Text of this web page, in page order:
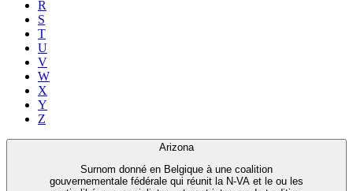
R
S
T
U
V
W
X
Y
Z
Arizona
Surnom donné en Belgique à une coalition
gouvernementale fédérale qui réunit la N-VA et le ou les